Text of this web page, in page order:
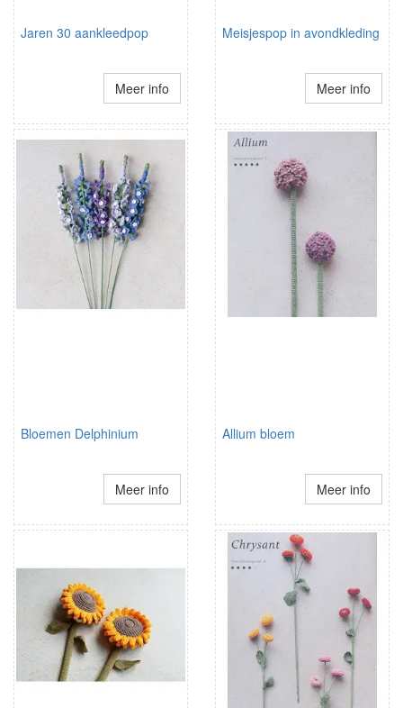
Jaren 30 aankleedpop
Meer info
Meisjespop in avondkleding
Meer info
Bloemen Delphinium
Meer info
Allium bloem
Meer info